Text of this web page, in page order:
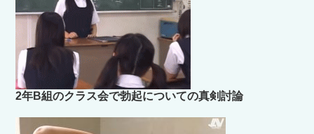
2年B組のクラス会で勃起についての真剣討論